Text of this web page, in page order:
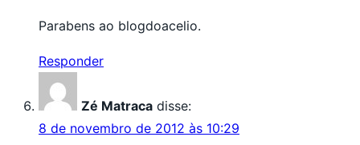
Parabens ao blogdoacelio.
Responder
Zé Matraca disse:
8 de novembro de 2012 às 10:29